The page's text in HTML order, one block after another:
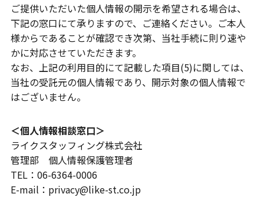
ご提供いただいた個人情報の開示を希望される場合は、
下記の窓口にて承りますので、ご連絡ください。ご本人
様からであることが確認でき次第、当社手続に則り速や
かに対応させていただきます。
なお、上記の利用目的にて記載した項目(5)に関しては、
当社の受託元の個人情報であり、開示対象の個人情報で
はございません。
＜個人情報相談窓口＞
ライクスタッフィング株式会社
管理部 個人情報保護管理者
TEL：06-6364-0006
E-mail：privacy@like-st.co.jp